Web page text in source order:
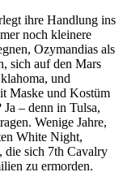
ihre Handlung ins
noch kleinere
Ozymandias als
sich auf den Mars
und
Maske und Kostüm
– denn in Tulsa,
Wenige Jahre,
White Night,
die sich 7th Cavalry
zu ermorden.